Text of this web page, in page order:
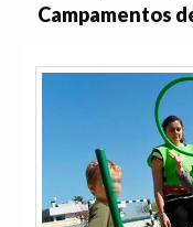
Campamentos